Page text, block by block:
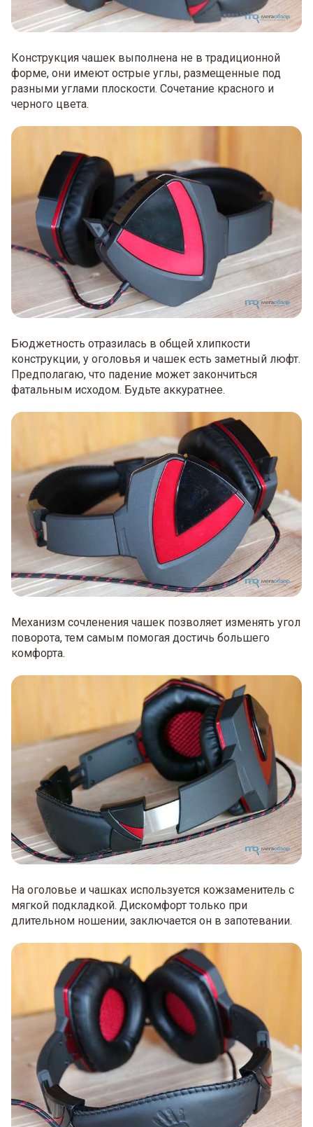
Конструкция чашек выполнена не в традиционной
форме, они имеют острые углы, размещенные под
разными углами плоскости. Сочетание красного и
черного цвета.
Бюджетность отразилась в общей хлипкости
конструкции, у оголовья и чашек есть заметный люфт.
Предполагаю, что падение может закончиться
фатальным исходом. Будьте аккуратнее.
Механизм сочленения чашек позволяет изменять угол
поворота, тем самым помогая достичь большего
комфорта.
На оголовье и чашках используется кожзаменитель с
мягкой подкладкой. Дискомфорт только при
длительном ношении, заключается он в запотевании.